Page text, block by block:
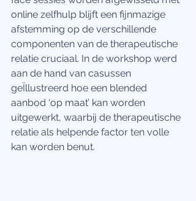
online zelfhulp blijft een fijnmazige
afstemming op de verschillende
componenten van de therapeutische
relatie cruciaal. In de workshop werd
aan de hand van casussen
geÏllustreerd hoe een blended
aanbod ‘op maat’ kan worden
uitgewerkt, waarbij de therapeutische
relatie als helpende factor ten volle
kan worden benut.